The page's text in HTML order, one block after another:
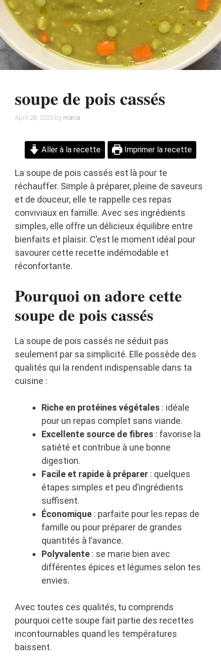
soupe de pois cassés
April 28, 2025 by maria
Aller à la recette Imprimer la recette
La soupe de pois cassés est là pour te
réchauffer. Simple à préparer, pleine de saveurs
et de douceur, elle te rappelle ces repas
conviviaux en famille. Avec ses ingrédients
simples, elle offre un délicieux équilibre entre
bienfaits et plaisir. C’est le moment idéal pour
savourer cette recette indémodable et
réconfortante.
Pourquoi on adore cette
soupe de pois cassés
La soupe de pois cassés ne séduit pas
seulement par sa simplicité. Elle possède des
qualités qui la rendent indispensable dans ta
cuisine :
Riche en protéines végétales : idéale
pour un repas complet sans viande.
Excellente source de fibres : favorise la
satiété et contribue à une bonne
digestion.
Facile et rapide à préparer : quelques
étapes simples et peu d’ingrédients
suffisent.
Économique : parfaite pour les repas de
famille ou pour préparer de grandes
quantités à l’avance.
Polyvalente : se marie bien avec
différentes épices et légumes selon tes
envies.
Avec toutes ces qualités, tu comprends
pourquoi cette soupe fait partie des recettes
incontournables quand les températures
baissent.